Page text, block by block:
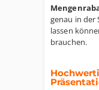
genau in der
lassen
brauchen.